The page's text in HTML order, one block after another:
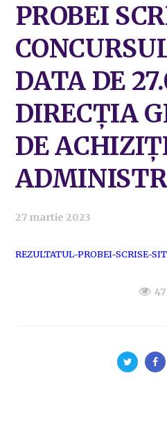
PROBEI
DATA DE
DIRECȚIA
DE
27 martie 2023
REZULTATUL-PROBEI-SCRISE-